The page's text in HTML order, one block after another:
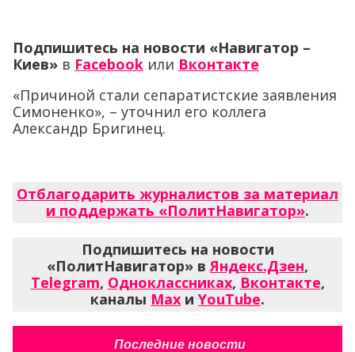
Подпишитесь на новости «Навигатор –
Киев» в Facebook или Вконтакте
«Причиной стали сепаратистские заявления
Симоненко», – уточнил его коллега
Александр Бригинец.
Отблагодарить журналистов за материал
и поддержать «ПолитНавигатор».
Подпишитесь на новости
«ПолитНавигатор» вЯндекс.Дзен,
Telegram, Одноклассниках, Вконтакте,
каналы Max и YouTube.
Последние новости